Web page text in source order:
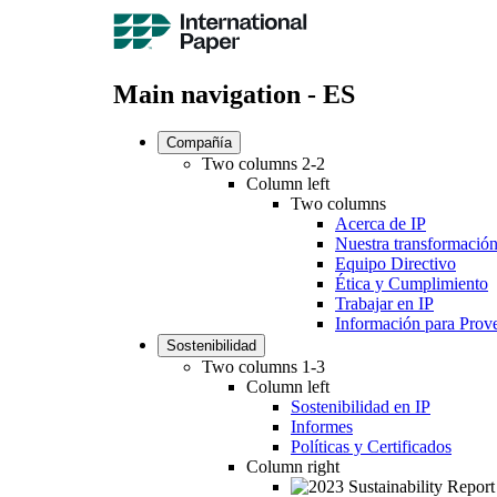
Main navigation - ES
Compañía
Two columns 2-2
Column left
Two columns
Acerca de IP
Nuestra transformación
Equipo Directivo
Ética y Cumplimiento
Trabajar en IP
Información para
Sostenibilidad
Two columns 1-3
Column left
Sostenibilidad en IP
Informes
Políticas y Certificados
Column right